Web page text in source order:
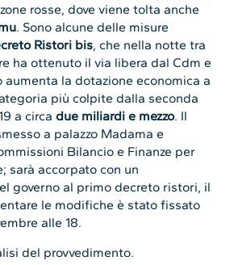
rosse, dove viene tolta anche
. Sono alcune delle misure
Ristori bis, che nella notte tra
ha ottenuto il via libera dal Cdm e
aumenta la dotazione economica a
più colpite dalla seconda
a circadue miliardi e mezzo. Il
a palazzo Madama e
Bilancio e Finanze per
sarà accorpato con un
governo al primo decreto ristori, il
le modifiche è stato fissato
alle 18.
del provvedimento.